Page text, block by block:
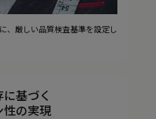
、厳しい品質検査基準を設定し
基づく
性の実現